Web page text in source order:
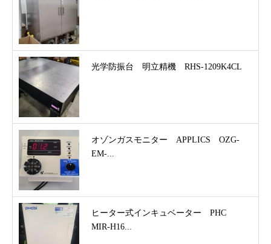
光学防振台 明立精機 RHS-1209K4CL
オゾンガスモニター APPLICS OZG-
EM-...
ヒーター式インキュベーター PHC
MIR-H16...